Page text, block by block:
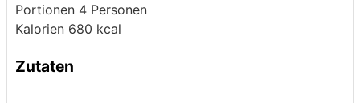
Portionen 4 Personen
Kalorien 680 kcal
Zutaten